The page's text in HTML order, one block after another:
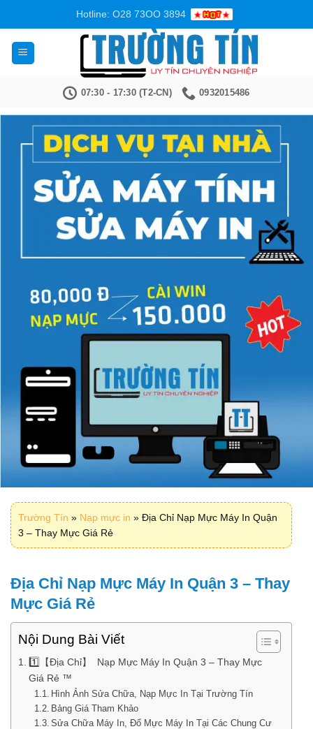
nội
dung
Hotline: O28 73OO 3894
07:30 - 17:30 (T2-CN) 0932015486
Trường Tín » Nạp mực in » Địa Chỉ Nạp Mực Máy In Quận
3 – Thay Mực Giá Rẻ
Địa Chỉ Nạp Mực Máy In Quận 3 – Thay
Mực Giá Rẻ
Nội Dung Bài Viết
1️⃣【Địa Chỉ】 Nạp Mực Máy In Quận 3 – Thay Mực
Giá Rẻ ™
Hình Ảnh Sửa Chữa, Nạp Mực In Tại Trường Tín
Bảng Giá Tham Khảo
Sửa Chữa Máy In, Đổ Mực Máy In Tại Các Chung Cư